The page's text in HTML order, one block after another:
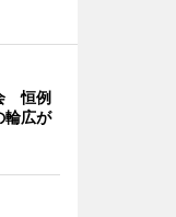
恒例
輪広が